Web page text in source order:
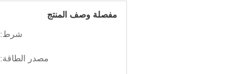
مفصلة وصف المنتج
شرط:
مصدر الطاقة: